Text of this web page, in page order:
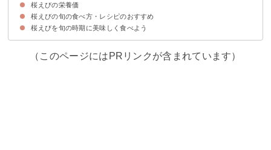
桜えびは国内で駿河湾でしか水揚げされない
桜えびの生態・特徴
近年は桜えびが不漁で漁業中止になったことも…
桜えびの栄養価
桜えびの旬の食べ方・レシピのおすすめ
①桜えび丼
②桜えびのあんかけ
③桜えびのかき揚げ
桜えびを旬の時期に美味しく食べよう
（このページにはPRリンクが含まれています）